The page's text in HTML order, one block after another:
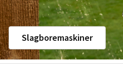
Slagboremaskiner